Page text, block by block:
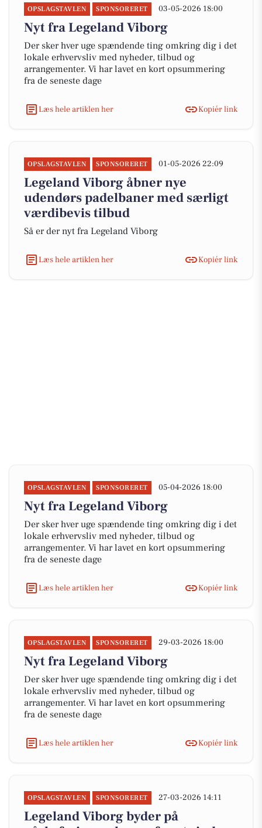
OPSLAGSTAVLEN SPONSORERET 03-05-2026 18:00
Nyt fra Legeland Viborg
Der sker hver uge spændende ting omkring dig i det
lokale erhvervsliv med nyheder, tilbud og
arrangementer. Vi har lavet en kort opsummering
fra de seneste dage
Læs hele artiklen her Kopiér link
OPSLAGSTAVLEN SPONSORERET 01-05-2026 22:09
Legeland Viborg åbner nye
udendørs padelbaner med særligt
værdibevis tilbud
Så er der nyt fra Legeland Viborg
Læs hele artiklen her Kopiér link
OPSLAGSTAVLEN SPONSORERET 05-04-2026 18:00
Nyt fra Legeland Viborg
Der sker hver uge spændende ting omkring dig i det
lokale erhvervsliv med nyheder, tilbud og
arrangementer. Vi har lavet en kort opsummering
fra de seneste dage
Læs hele artiklen her Kopiér link
OPSLAGSTAVLEN SPONSORERET 29-03-2026 18:00
Nyt fra Legeland Viborg
Der sker hver uge spændende ting omkring dig i det
lokale erhvervsliv med nyheder, tilbud og
arrangementer. Vi har lavet en kort opsummering
fra de seneste dage
Læs hele artiklen her Kopiér link
OPSLAGSTAVLEN SPONSORERET 27-03-2026 14:11
Legeland Viborg byder på